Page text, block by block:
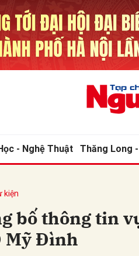
- Nghệ Thuật Thăng Long
kiện
bố thông tin
Mỹ Đình
Gửi bình luận